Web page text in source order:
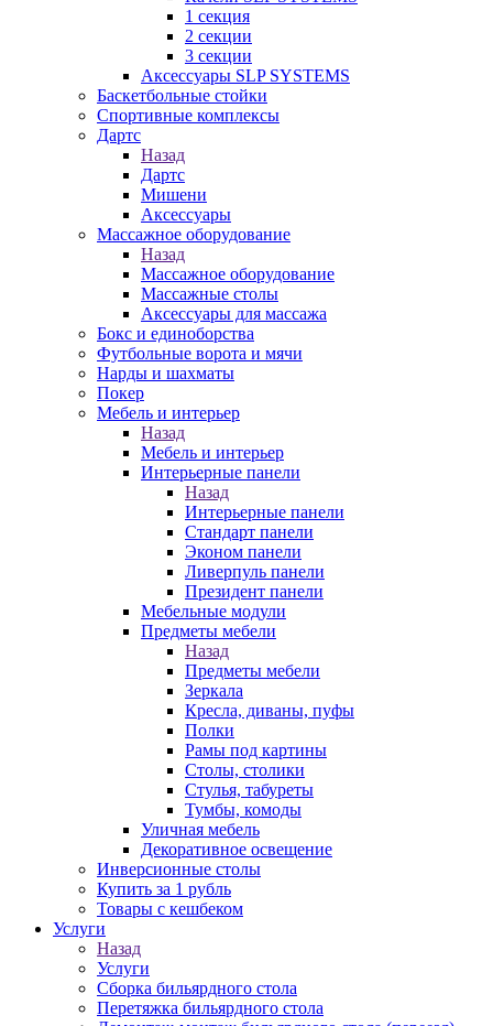
1 секция
2 секции
3 секции
Аксессуары SLP SYSTEMS
Баскетбольные стойки
Спортивные комплексы
Дартс
Назад
Дартс
Мишени
Аксессуары
Массажное оборудование
Назад
Массажное оборудование
Массажные столы
Аксессуары для массажа
Бокс и единоборства
Футбольные ворота и мячи
Нарды и шахматы
Покер
Мебель и интерьер
Назад
Мебель и интерьер
Интерьерные панели
Назад
Интерьерные панели
Стандарт панели
Эконом панели
Ливерпуль панели
Президент панели
Мебельные модули
Предметы мебели
Назад
Предметы мебели
Зеркала
Кресла, диваны, пуфы
Полки
Рамы под картины
Столы, столики
Стулья, табуреты
Тумбы, комоды
Уличная мебель
Декоративное освещение
Инверсионные столы
Купить за 1 рубль
Товары с кешбеком
Услуги
Назад
Услуги
Сборка бильярдного стола
Перетяжка бильярдного стола